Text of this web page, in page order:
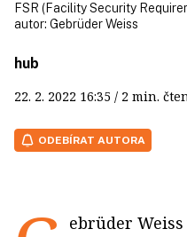
FSR (Facility Security
autor: Gebrüder Weiss
hub
22. 2. 2022 16:35 / 2 min.
ODEBÍRAT AUTORA
ebrüder